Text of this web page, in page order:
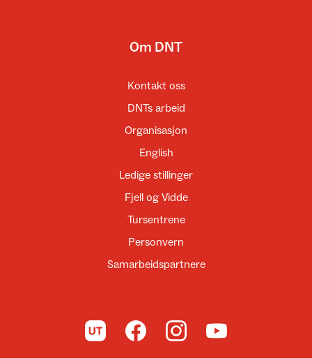
Om DNT
Kontakt oss
DNTs arbeid
Organisasjon
English
Ledige stillinger
Fjell og Vidde
Tursentrene
Personvern
Samarbeidspartnere
Til UT.no Til DNT på Facebook
Til DNT på Instagram
Til DNT på YouTube